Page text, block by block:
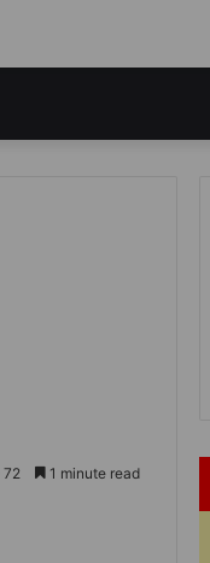
72 1 minute read